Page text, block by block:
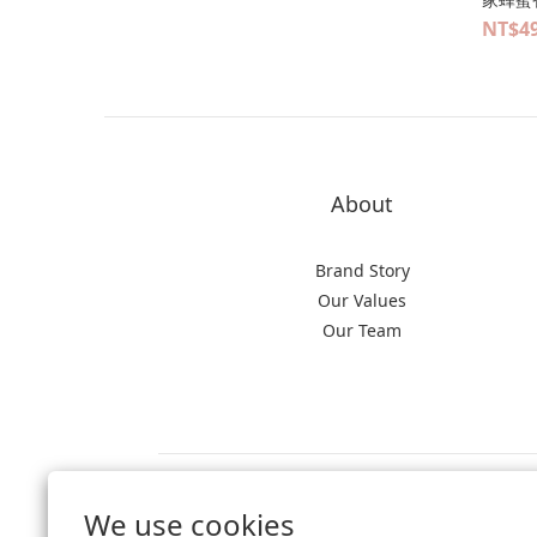
We use cookies
About
Brand Story
Our Values
Our Team